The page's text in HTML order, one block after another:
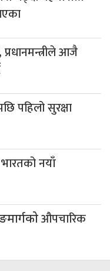
प्रधानमन्त्रीले आजै
पहिलो सुरक्षा
नयाँ
औपचारिक